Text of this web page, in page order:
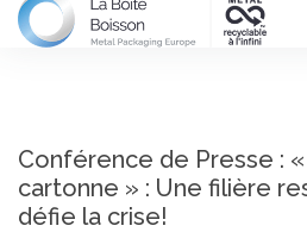
Conférence de Presse :
cartonne » : Une filière
défie la crise!